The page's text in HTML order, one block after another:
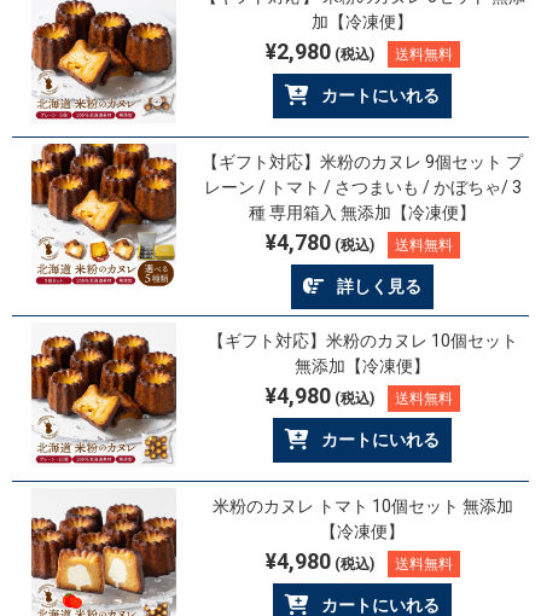
加【冷凍便】
¥2,980(税込) 送料無料
カートにいれる
【ギフト対応】米粉のカヌレ 9個セット プ
レーン / トマト / さつまいも / かぼちゃ/ 3
種 専用箱入 無添加【冷凍便】
¥4,780(税込) 送料無料
詳しく見る
【ギフト対応】米粉のカヌレ 10個セット
無添加【冷凍便】
¥4,980(税込) 送料無料
カートにいれる
米粉のカヌレ トマト 10個セット 無添加
【冷凍便】
¥4,980(税込) 送料無料
カートにいれる